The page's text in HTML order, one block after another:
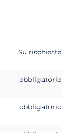
Su rischiesta
obbligatorio
obbligatorio